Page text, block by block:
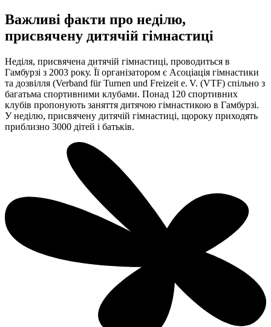
Важливі факти про неділю,
присвячену дитячій гімнастиці
Неділя, присвячена дитячій гімнастиці, проводиться в
Гамбурзі з 2003 року. Її організатором є Асоціація гімнастики
та дозвілля (Verband für Turnen und Freizeit e. V. (VTF) спільно з
багатьма спортивними клубами. Понад 120 спортивних
клубів пропонують заняття дитячою гімнастикою в Гамбурзі.
У неділю, присвячену дитячій гімнастиці, щороку приходять
приблизно 3000 дітей і батьків.